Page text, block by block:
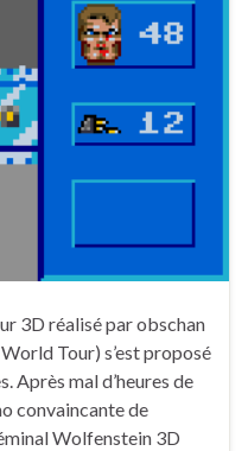
3D réalisé par obschan
Tour) s’est proposé
Après mal d’heures de
convaincante de
Wolfenstein 3D